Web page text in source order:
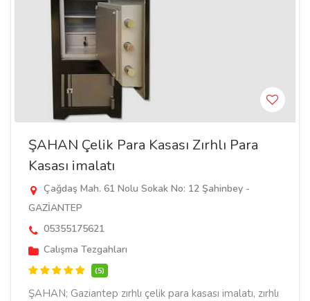
ŞAHAN Çelik Para Kasası Zırhlı Para
Kasası imalatı
Çağdaş Mah. 61 Nolu Sokak No: 12 Şahinbey -
GAZİANTEP
05355175621
Calışma Tezgahları
(5)
ŞAHAN; Gaziantep zırhlı çelik para kasası imalatı, zırhlı